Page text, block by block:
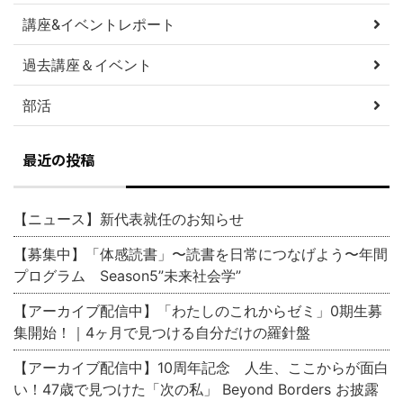
講座&イベントレポート
過去講座＆イベント
部活
最近の投稿
【ニュース】新代表就任のお知らせ
【募集中】「体感読書」〜読書を日常につなげよう〜年間
プログラム Season5”未来社会学”
【アーカイブ配信中】「わたしのこれからゼミ」0期生募
集開始！｜4ヶ月で見つける自分だけの羅針盤
【アーカイブ配信中】10周年記念 人生、ここからが面白
い！47歳で見つけた「次の私」 Beyond Borders お披露